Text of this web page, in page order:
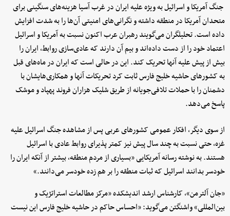
جنگ‌ آمریکا و اسرائیل به ویژه علیه ایران در غرب آسیا هزینه‌های سنگینی برای
متحدان آمریکا در منطقه داشته و نگرانی‌های امنیتی آن‌ها را به شدت افزایش
داده است. تحلیلگران می‌گویند رهبران عرب اکنون نسبت به آمریکا و اسرائیل
اعتماد خود را از دست داده‌اند و بیم آن دارند که عادی‌سازی روابط، ایران را
بیش از پیش علیه آنها تحریک کند. این در حالی است که ایران در ماه‌های قبل
به کشورهای حاشیه خلیج فارس ثابت کرد تحریکات آنها و همکاری‌هایشان با
دشمنان را با حملات تلافی‌جویانه از طریق شلیک هزاران فروند پهپاد و موشک
پاسخ می‌دهد.
از سوی دیگر، افکار عمومی کشورهای عربی پس از مشاهده جنگ اسرائیل علیه
غزه، حتی نسبت به چند سال پیش نیز کمتر پذیرای روابط عادی با اسرائیل
هستند. به نوشته رسانه آمریکایی «بسیاری از مردم منطقه، بیشتر از آنکه ایران را
خودسر بدانند اسرائیل که ثبات منطقه را بر هم زده خودسر می‌دانند.»
«جان آلترمن»، کارشناس ارشد اندیشکده «مرکز مطالعات استراتژیک و
بین‌المللی» واشنگتن می‌گوید: «احساس حاکم در حاشیه خلیج فارس این نیست